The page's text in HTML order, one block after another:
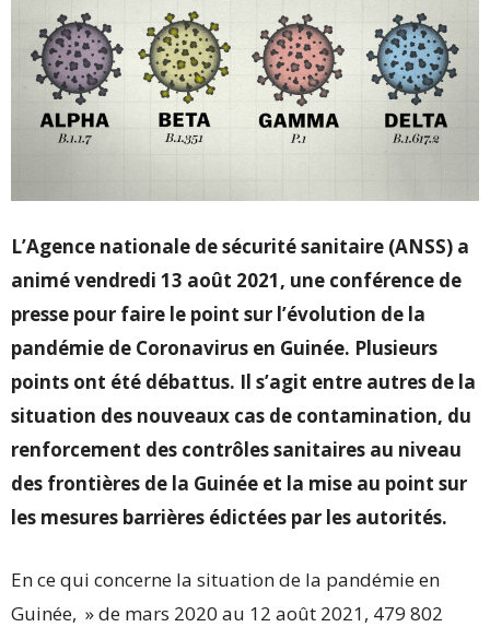
L’Agence nationale de sécurité sanitaire (ANSS) a
animé vendredi 13 août 2021, une conférence de
presse pour faire le point sur l’évolution de la
pandémie de Coronavirus en Guinée. Plusieurs
points ont été débattus. Il s’agit entre autres de la
situation des nouveaux cas de contamination, du
renforcement des contrôles sanitaires au niveau
des frontières de la Guinée et la mise au point sur
les mesures barrières édictées par les autorités.
En ce qui concerne la situation de la pandémie en
Guinée, » de mars 2020 au 12 août 2021, 479 802